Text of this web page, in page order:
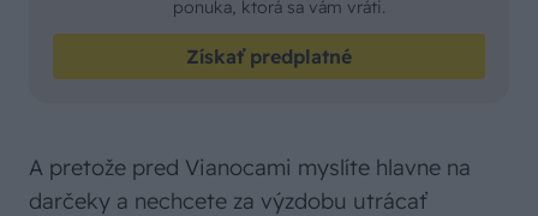
ponuka, ktorá sa vám vráti.
Získať predplatné
A pretože pred Vianocami myslíte hlavne na
darčeky a nechcete za výzdobu utrácať